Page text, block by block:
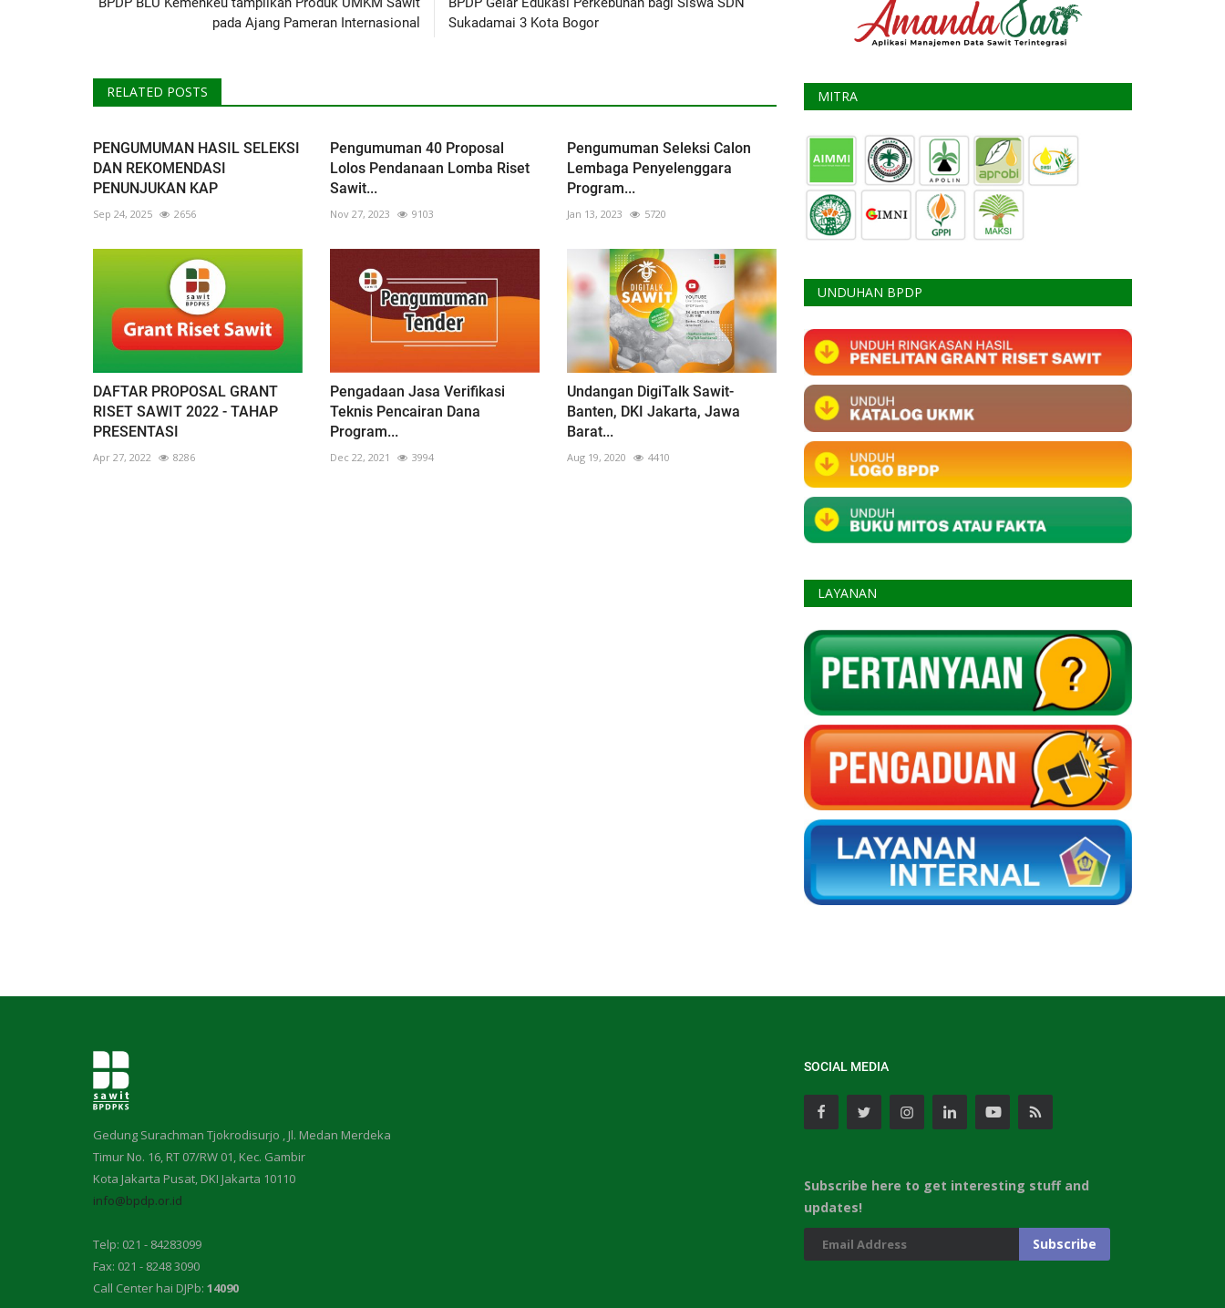
pada Ajang Pameran Internasional
Sukadamai 3 Kota Bogor
RELATED POSTS
PENGUMUMAN HASIL SELEKSI
DAN REKOMENDASI
PENUNJUKAN KAP
Sep 24, 2025 2656
Pengumuman 40 Proposal
Lolos Pendanaan Lomba Riset
Sawit...
Nov 27, 2023 9103
Pengumuman Seleksi Calon
Lembaga Penyelenggara
Program...
Jan 13, 2023 5720
DAFTAR PROPOSAL GRANT
RISET SAWIT 2022 - TAHAP
PRESENTASI
Apr 27, 2022 8286
Pengadaan Jasa Verifikasi
Teknis Pencairan Dana
Program...
Dec 22, 2021 3994
Undangan DigiTalk Sawit-
Banten, DKI Jakarta, Jawa
Barat...
Aug 19, 2020 4410
MITRA
UNDUHAN BPDP
LAYANAN
Gedung Surachman Tjokrodisurjo , Jl. Medan Merdeka
Timur No. 16, RT 07/RW 01, Kec. Gambir
Kota Jakarta Pusat, DKI Jakarta 10110
info@bpdp.or.id
Telp: 021 - 84283099
Fax: 021 - 8248 3090
Call Center hai DJPb: 14090
SOCIAL MEDIA
Subscribe here to get interesting stuff and
updates!